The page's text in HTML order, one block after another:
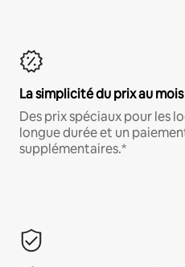
La simplicité du prix au mois
Des prix spéciaux pour les
longue durée et un
supplémentaires.*